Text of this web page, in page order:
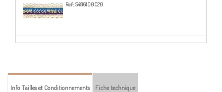
Ref: S4861D0C20
53-KAKI
Info Tailles et Conditionnements Fiche technique